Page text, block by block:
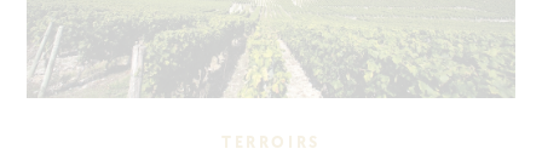
TERROIRS